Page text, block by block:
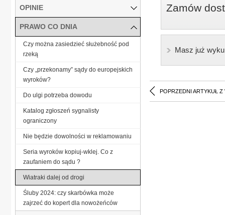
Zamów
Masz już
POPRZEDNI ARTYKUŁ Z
OPINIE
PRAWO CO DNIA
Czy można zasiedzieć służebność pod
rzeką
Czy „przekonamy” sądy do europejskich
wyroków?
Do ulgi potrzeba dowodu
Katalog zgłoszeń sygnalisty
ograniczony
Nie będzie dowolności w reklamowaniu
Seria wyroków kopiuj-wklej. Co z
zaufaniem do sądu ?
Wiatraki dalej od drogi
Śluby 2024: czy skarbówka może
zajrzeć do kopert dla nowożeńców